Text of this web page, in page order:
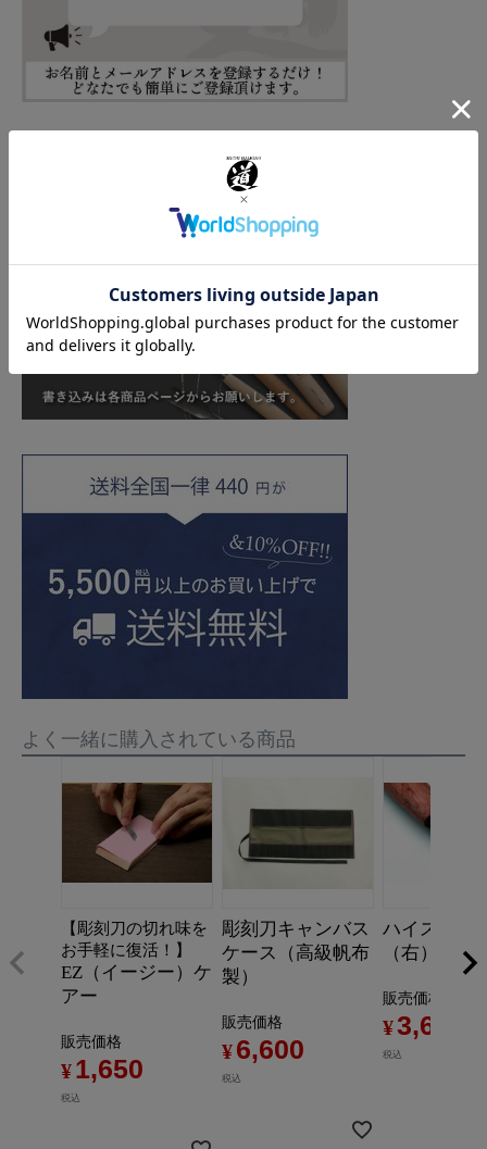
よく一緒に購入されている商品
【彫刻刀の切れ味を
お手軽に復活！】
EZ（イージー）ケ
アー
販売価格
¥1,650
税込
彫刻刀キャンバス
ケース（高級帆布
製）
販売価格
¥6,600
税込
ハイス彫刻
（右）
販売価格
¥3,630
税込